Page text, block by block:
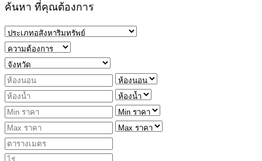
ค้นหา ที่คุณต้องการ